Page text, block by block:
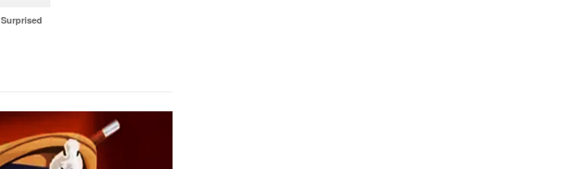
Surprised